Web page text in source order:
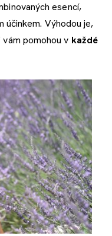
esencí,
účinkem. Výhodou je,
pomohou v každé